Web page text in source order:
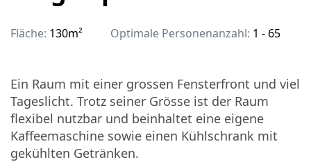
Fläche: 130m² Optimale Personenanzahl: 1 - 65
Ein Raum mit einer grossen Fensterfront und viel
Tageslicht. Trotz seiner Grösse ist der Raum
flexibel nutzbar und beinhaltet eine eigene
Kaffeemaschine sowie einen Kühlschrank mit
gekühlten Getränken.